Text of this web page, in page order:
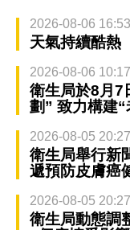
2026-08-06 16:53
天氣持續酷
2026-08-06 10:17
衛生局於8月7
劃” 致力構建
2026-08-05 20:27
衛生局舉行新
遞預防皮膚癌
2026-08-05 20:27
衛生局動態調